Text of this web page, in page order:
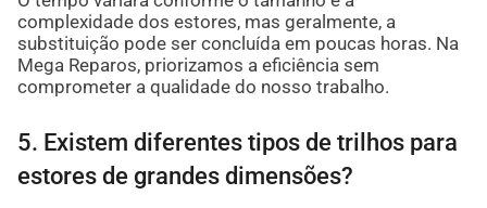
complexidade dos estores, mas geralmente, a
substituição pode ser concluída em poucas horas. Na
Mega Reparos, priorizamos a eficiência sem
comprometer a qualidade do nosso trabalho.
5. Existem diferentes tipos de trilhos para
estores de grandes dimensões?